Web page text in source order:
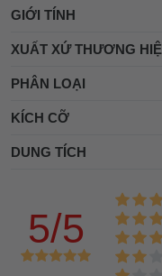
GIỚI TÍNH
XUẤT XỨ THƯƠNG
PHÂN LOẠI
KÍCH CỠ
DUNG TÍCH
5/5